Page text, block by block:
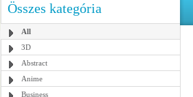
Összes kategória
All
3D
Abstract
Anime
Business